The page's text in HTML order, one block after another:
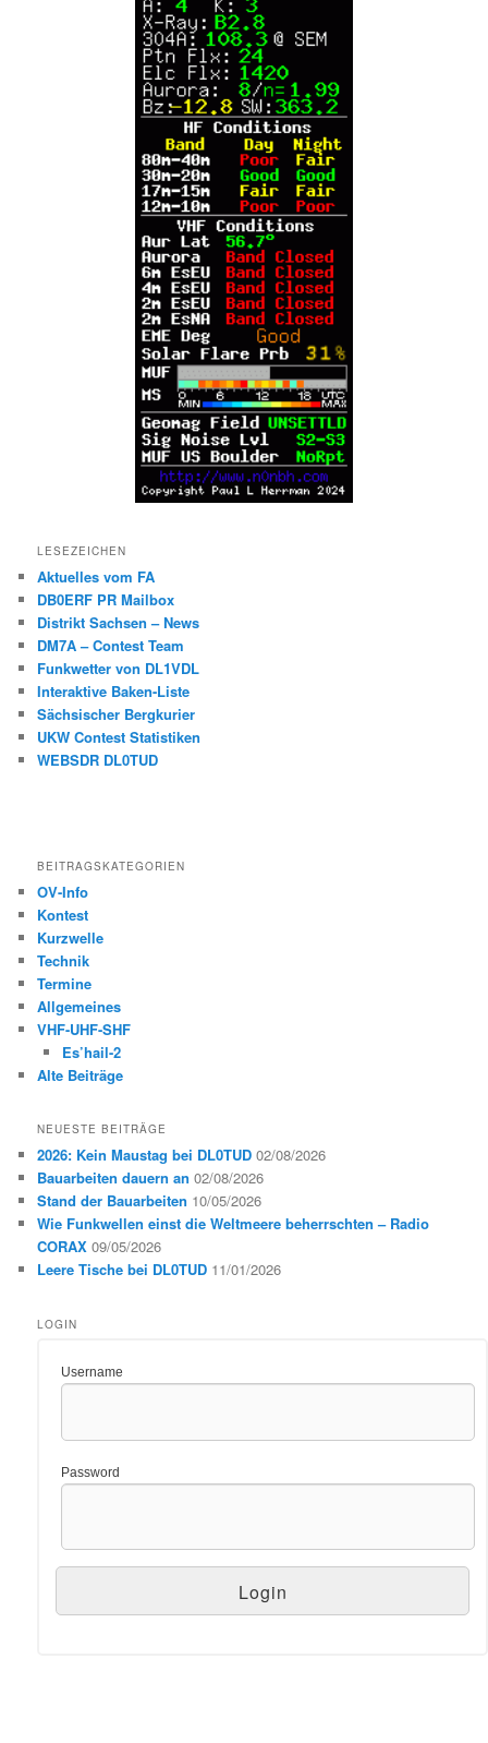
LESEZEICHEN
Aktuelles vom FA
DB0ERF PR Mailbox
Distrikt Sachsen – News
DM7A – Contest Team
Funkwetter von DL1VDL
Interaktive Baken-Liste
Sächsischer Bergkurier
UKW Contest Statistiken
WEBSDR DL0TUD
BEITRAGSKATEGORIEN
OV-Info
Kontest
Kurzwelle
Technik
Termine
Allgemeines
VHF-UHF-SHF
Es’hail-2
Alte Beiträge
NEUESTE BEITRÄGE
2026: Kein Maustag bei DL0TUD 02/08/2026
Bauarbeiten dauern an 02/08/2026
Stand der Bauarbeiten 10/05/2026
Wie Funkwellen einst die Weltmeere beherrschten – Radio
CORAX 09/05/2026
Leere Tische bei DL0TUD 11/01/2026
LOGIN
Username
Password